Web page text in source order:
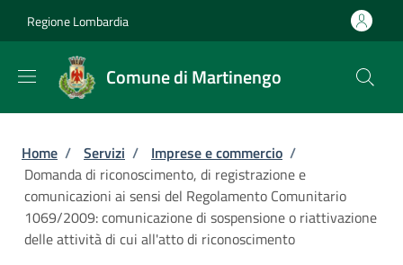
Regione Lombardia
Comune di Martinengo
Briciole di pane
Home / Servizi / Imprese e commercio /
Domanda di riconoscimento, di registrazione e
comunicazioni ai sensi del Regolamento Comunitario
1069/2009: comunicazione di sospensione o riattivazione
delle attività di cui all'atto di riconoscimento